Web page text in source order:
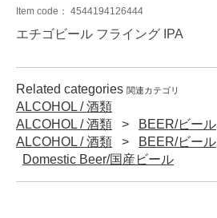
Item code： 4544194126444
エチゴビール フライング IPA
Related categories 関連カテゴリ
ALCOHOL / 酒類
ALCOHOL / 酒類
BEER/ビール
ALCOHOL / 酒類
BEER/ビール
Domestic Beer/国産ビール